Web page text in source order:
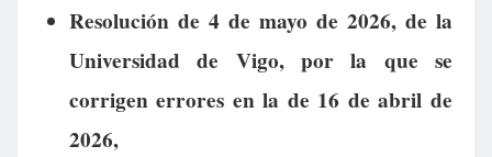
Resolución de 4 de mayo de 2026, de la
Universidad de Vigo, por la que se
corrigen errores en la de 16 de abril de
2026,